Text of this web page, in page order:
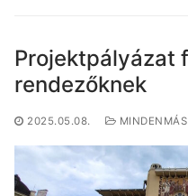
Projektpályázat
rendezőknek
2025.05.08. MINDENMÁS